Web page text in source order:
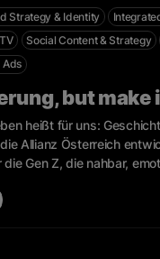
Strategy & Identity
Social Content & Strategy
Ads
but make
heißt für uns:
Allianz Österreich
Gen Z, die nahbar,
ist.